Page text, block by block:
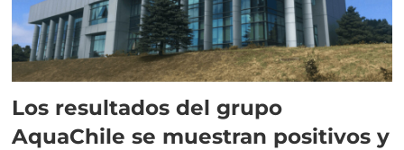
Los resultados del grupo
AquaChile se muestran positivos y